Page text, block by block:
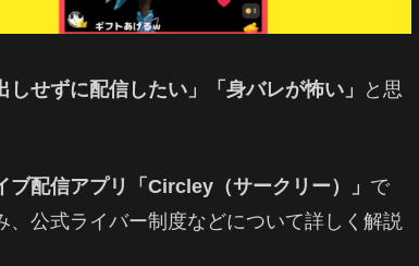
しせずに配信したい」「身バレが怖い」
と思
ブ配信アプリ「Circley（サークリー）」 で
公式ライバー制度などについて詳しく解説